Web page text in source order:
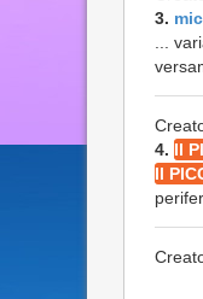
3.
...
4. Il
Il